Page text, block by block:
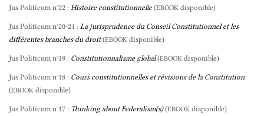
Jus Politicum n°22 : Histoire constitutionnelle (EBOOK disponible)
Jus Politicum n°20-21 : La jurisprudence du Conseil Constitutionnel et les
différentes branches du droit (EBOOK disponible)
Jus Politicum n°19 : Constitutionnalisme global (EBOOK disponible)
Jus Politicum n°18 : Cours constitutionnelles et révisions de la Constitution
(EBOOK disponible)
Jus Politicum n°17 : Thinking about Federalism(s) (EBOOK disponible)